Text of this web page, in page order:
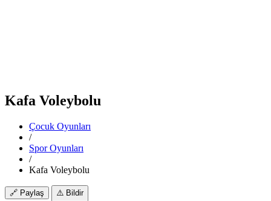
Kafa Voleybolu
Çocuk Oyunları
/
Spor Oyunları
/
Kafa Voleybolu
🔗 Paylaş ⚠️ Bildir